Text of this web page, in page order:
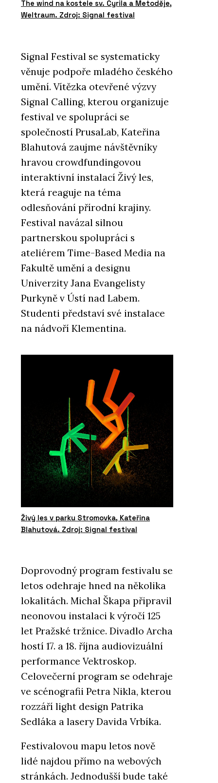
The wind na kostele sv. Cyrila a Metoděje,
Weltraum. Zdroj: Signal festival
Signal Festival se systematicky
věnuje podpoře mladého českého
umění. Vítězka otevřené výzvy
Signal Calling, kterou organizuje
festival ve spolupráci se
společností PrusaLab, Kateřina
Blahutová zaujme návštěvníky
hravou crowdfundingovou
interaktivní instalací Živý les,
která reaguje na téma
odlesňování přírodní krajiny.
Festival navázal silnou
partnerskou spolupráci s
ateliérem Time-Based Media na
Fakultě umění a designu
Univerzity Jana Evangelisty
Purkyně v Ústí nad Labem.
Studenti představí své instalace
na nádvoří Klementina.
Živý les v parku Stromovka, Kateřina
Blahutová. Zdroj: Signal festival
Doprovodný program festivalu se
letos odehraje hned na několika
lokalitách. Michal Škapa připravil
neonovou instalaci k výročí 125
let Pražské tržnice. Divadlo Archa
hostí 17. a 18. října audiovizuální
performance Vektroskop.
Celovečerní program se odehraje
ve scénografii Petra Nikla, kterou
rozzáří light design Patrika
Sedláka a lasery Davida Vrbíka.
Festivalovou mapu letos nově
lidé najdou přímo na webových
stránkách. Jednodušší bude také